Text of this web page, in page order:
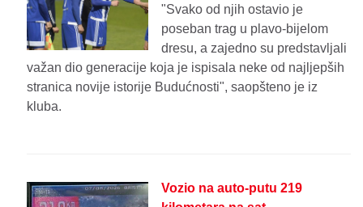
"Svako od njih ostavio je
poseban trag u plavo-bijelom
dresu, a zajedno su predstavljali
važan dio generacije koja je ispisala neke od najljepših
stranica novije istorije Budućnosti", saopšteno je iz
kluba.
Vozio na auto-putu 219